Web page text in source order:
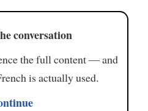
conversation
the full content — and
is actually used.